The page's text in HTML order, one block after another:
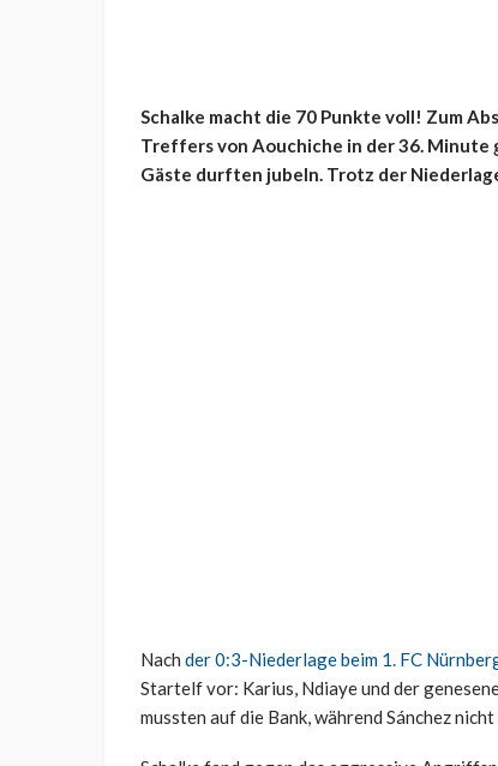
Schalke macht die 70 Punkte voll! Zum
Treffers von Aouchiche in der 36. Minute
Gäste durften jubeln. Trotz der
Nach der 0:3-Niederlage beim 1. FC
Startelf vor: Karius, Ndiaye und der
mussten auf die Bank, während Sánchez